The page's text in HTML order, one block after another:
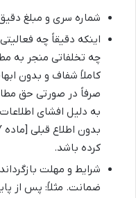
شماره سری و مبلغ
اینکه دقیقاً چه
چه تخلفاتی منجر به
کاملاً شفاف و بدون
صرفاً در صورتی حق
کرده باشد.
شرایط و مهلت
ضمانت. مثلاً: پس از